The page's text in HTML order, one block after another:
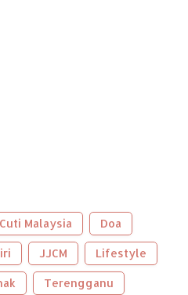
Malaysia Doa
JJCM Lifestyle
Terengganu